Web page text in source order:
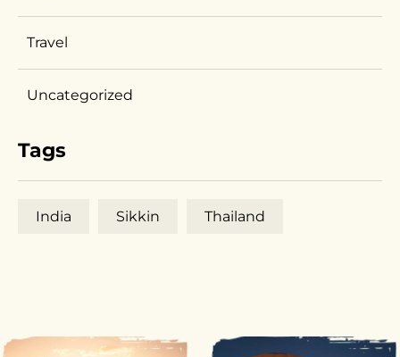
Travel
Uncategorized
Tags
India Sikkin Thailand